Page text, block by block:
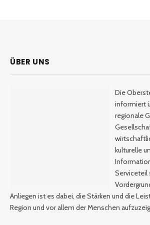
ÜBER UNS
Die
informiert
regionale
kulturelle
Serviceteil
Anliegen ist es dabei, die Stärken und die
Region und vor allem der Menschen